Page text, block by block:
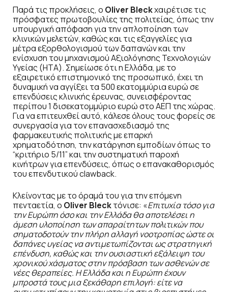
Παρά τις προκλήσεις, ο Oliver Bleckχαιρέτισε τις
πρόσφατες πρωτοβουλίες της πολιτείας, όπως την
υπουργική απόφαση για την απλοποίηση των
κλινικών μελετών, καθώς και τις εξαγγελίες για
μέτρα εξορθολογισμού των δαπανών και την
ενίσχυση του μηχανισμού Αξιολόγησης Τεχνολογιών
Υγείας (HTA). Σημείωσε ότι η Ελλάδα, με το
εξαιρετικό επιστημονικό της προσωπικό, έχει τη
δυναμική να αγγίξει τα 500 εκατομμύρια ευρώ σε
επενδύσεις κλινικής έρευνας, συνεισφέροντας
περίπου 1 δισεκατομμύριο ευρώ στο ΑΕΠ της χώρας.
Για να επιτευχθεί αυτό, κάλεσε όλους τους φορείς σε
συνεργασία για τον επανασχεδιασμό της
φαρμακευτικής πολιτικής με επαρκή
χρηματοδότηση, την κατάργηση εμποδίων όπως το
“κριτήριο 5/11” και την συστηματική παροχή
κινήτρων για επενδύσεις, όπως ο επανακαθορισμός
του επενδυτικού clawback.
Κλείνοντας με το όραμά του για την επόμενη
πενταετία, ο Oliver Bleckτόνισε: «Επιτυχία τόσο για
την Ευρώπη όσο και την Ελλάδα θα αποτελέσει η
άμεση υλοποίηση των απαραίτητων πολιτικών που
σηματοδοτούν την πλήρη αλλαγή νοοτροπίας ώστε οι
δαπάνες υγείας να αντιμετωπίζονται ως στρατηγική
επένδυση, καθώς και την ουσιαστική εξάλειψη του
χρονικού χάσματος στην πρόσβαση των ασθενών σε
νέες θεραπείες. Η Ελλάδα και η Ευρώπη έχουν
μπροστά τους μια ξεκάθαρη επιλογή: είτε να